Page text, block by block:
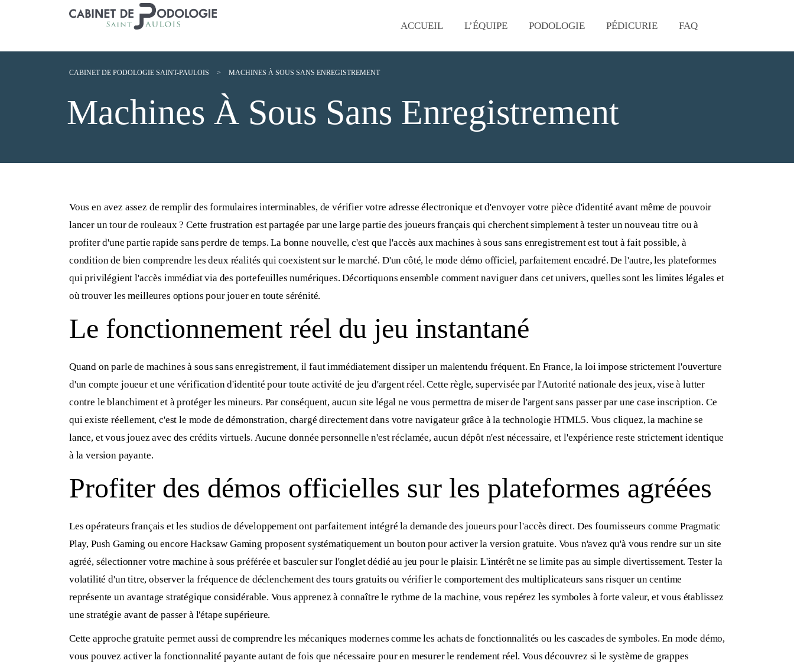
ACCUEIL L’ÉQUIPE PODOLOGIE PÉDICURIE FAQ
CABINET DE PODOLOGIE SAINT-PAULOIS > MACHINES À SOUS SANS ENREGISTREMENT
Machines À Sous Sans Enregistrement
Vous en avez assez de remplir des formulaires interminables, de vérifier votre adresse électronique et d'envoyer votre pièce d'identité avant même de pouvoir
lancer un tour de rouleaux ? Cette frustration est partagée par une large partie des joueurs français qui cherchent simplement à tester un nouveau titre ou à
profiter d'une partie rapide sans perdre de temps. La bonne nouvelle, c'est que l'accès aux machines à sous sans enregistrement est tout à fait possible, à
condition de bien comprendre les deux réalités qui coexistent sur le marché. D'un côté, le mode démo officiel, parfaitement encadré. De l'autre, les plateformes
qui privilégient l'accès immédiat via des portefeuilles numériques. Décortiquons ensemble comment naviguer dans cet univers, quelles sont les limites légales et
où trouver les meilleures options pour jouer en toute sérénité.
Le fonctionnement réel du jeu instantané
Quand on parle de machines à sous sans enregistrement, il faut immédiatement dissiper un malentendu fréquent. En France, la loi impose strictement l'ouverture
d'un compte joueur et une vérification d'identité pour toute activité de jeu d'argent réel. Cette règle, supervisée par l'Autorité nationale des jeux, vise à lutter
contre le blanchiment et à protéger les mineurs. Par conséquent, aucun site légal ne vous permettra de miser de l'argent sans passer par une case inscription. Ce
qui existe réellement, c'est le mode de démonstration, chargé directement dans votre navigateur grâce à la technologie HTML5. Vous cliquez, la machine se
lance, et vous jouez avec des crédits virtuels. Aucune donnée personnelle n'est réclamée, aucun dépôt n'est nécessaire, et l'expérience reste strictement identique
à la version payante.
Profiter des démos officielles sur les plateformes agréées
Les opérateurs français et les studios de développement ont parfaitement intégré la demande des joueurs pour l'accès direct. Des fournisseurs comme Pragmatic
Play, Push Gaming ou encore Hacksaw Gaming proposent systématiquement un bouton pour activer la version gratuite. Vous n'avez qu'à vous rendre sur un site
agréé, sélectionner votre machine à sous préférée et basculer sur l'onglet dédié au jeu pour le plaisir. L'intérêt ne se limite pas au simple divertissement. Tester la
volatilité d'un titre, observer la fréquence de déclenchement des tours gratuits ou vérifier le comportement des multiplicateurs sans risquer un centime
représente un avantage stratégique considérable. Vous apprenez à connaître le rythme de la machine, vous repérez les symboles à forte valeur, et vous établissez
une stratégie avant de passer à l'étape supérieure.
Cette approche gratuite permet aussi de comprendre les mécaniques modernes comme les achats de fonctionnalités ou les cascades de symboles. En mode démo,
vous pouvez activer la fonctionnalité payante autant de fois que nécessaire pour en mesurer le rendement réel. Vous découvrez si le système de grappes